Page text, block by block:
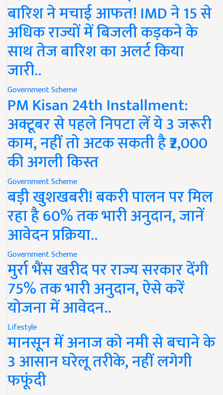
बारिश ने मचाई आफत! IMD ने 15 से
अधिक राज्यों में बिजली कड़कने के
साथ तेज बारिश का अलर्ट किया
जारी..
Government Scheme
PM Kisan 24th Installment:
अक्टूबर से पहले निपटा लें ये 3 जरूरी
काम, नहीं तो अटक सकती है ₹2,000
की अगली किस्त
Government Scheme
बड़ी खुशखबरी! बकरी पालन पर मिल
रहा है 60% तक भारी अनुदान, जानें
आवेदन प्रक्रिया..
Government Scheme
मुर्रा भैंस खरीद पर राज्य सरकार देंगी
75% तक भारी अनुदान, ऐसे करें
योजना में आवेदन..
Lifestyle
मानसून में अनाज को नमी से बचाने के
3 आसान घरेलू तरीके, नहीं लगेगी
फफूंदी